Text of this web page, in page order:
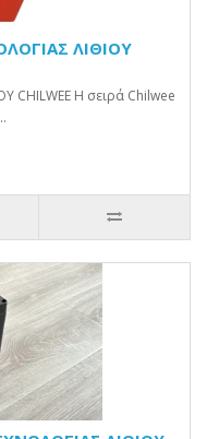
ΛΙΘΙΟΥ
CHILWEE Η σειρά Chilwee